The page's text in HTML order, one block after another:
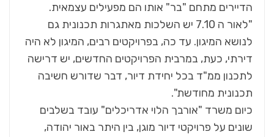
הדיירים מתחם "בר" אותו הם מפעילים עצמאית.
"לאור ה 7.10 יש השלכות מאתגרות תכנונית גם
לנושא המיגון. עד כה, בפרויקטים רבים, המיגון לא היה
דירתי, כעת, במרבית הפרויקטים החדשים, יש דרישה
לתכנון ממ"ד בכל יחידת דיור, דבר שדורש חשיבה
תכנונית מחודשת".
כיום משרד "אורבך הלוי אדריכלים" עובד בשלבים
שונים על פרויקטי דיור מוגן, בין היתר באור יהודה,